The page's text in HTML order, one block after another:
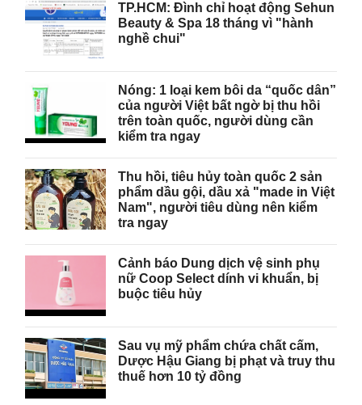
TP.HCM: Đình chỉ hoạt động Sehun
Beauty & Spa 18 tháng vì "hành
nghề chui"
Nóng: 1 loại kem bôi da “quốc dân”
của người Việt bất ngờ bị thu hồi
trên toàn quốc, người dùng cần
kiểm tra ngay
Thu hồi, tiêu hủy toàn quốc 2 sản
phẩm dầu gội, dầu xả "made in Việt
Nam", người tiêu dùng nên kiểm
tra ngay
Cảnh báo Dung dịch vệ sinh phụ
nữ Coop Select dính vi khuẩn, bị
buộc tiêu hủy
Sau vụ mỹ phẩm chứa chất cấm,
Dược Hậu Giang bị phạt và truy thu
thuế hơn 10 tỷ đồng